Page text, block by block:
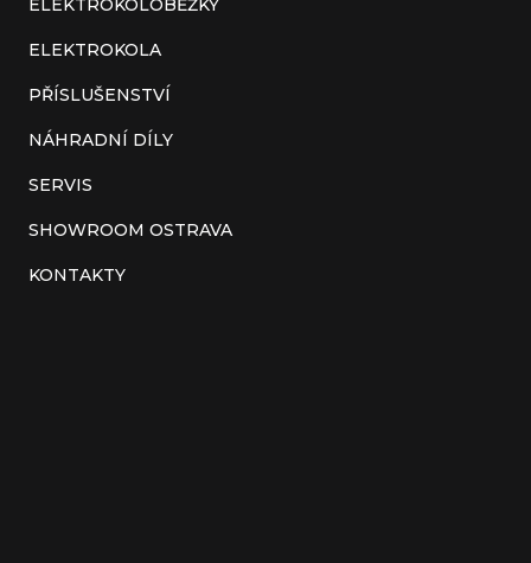
ELEKTROKOLOBĚŽKY
ELEKTROKOLA
PŘÍSLUŠENSTVÍ
NÁHRADNÍ DÍLY
SERVIS
SHOWROOM OSTRAVA
KONTAKTY